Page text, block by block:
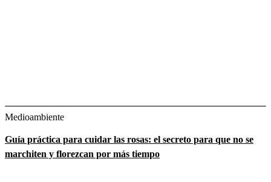
Medioambiente
Guía práctica para cuidar las rosas: el secreto para que no se
marchiten y florezcan por más tiempo